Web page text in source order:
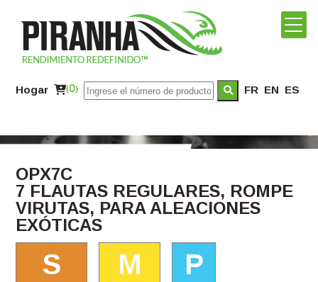
Hogar (0) FR EN ES
OPX7C
7 FLAUTAS REGULARES, ROMPE
VIRUTAS, PARA ALEACIONES
EXÓTICAS
S M P